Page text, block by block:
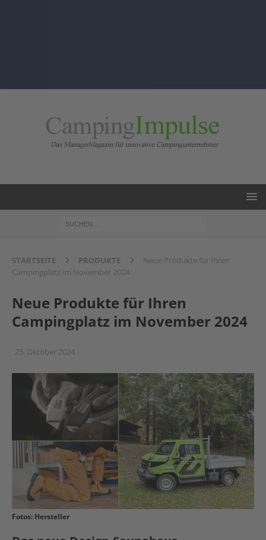
STARTSEITE PRODUKTE
Neue Produkte für Ihren
Campingplatz im November 2024
Neue Produkte für Ihren
Campingplatz im November 2024
25. Oktober 2024
Fotos: Hersteller